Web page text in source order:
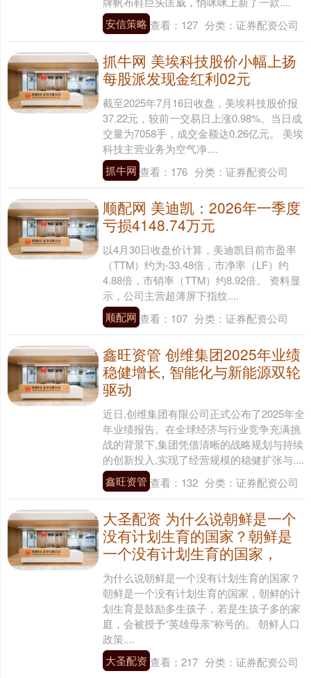
安信策略 查看： 127 分类： 证券配资公司
抓牛网 美埃科技股价小幅上扬
每股派发现金红利02元
截至2025年7月16日收盘，美埃科技股价报
37.22元，较前一交易日上涨0.98%。当日成
交量为7058手，成交金额达0.26亿元。 美埃
科技主营业务为空气净....
抓牛网 查看： 176 分类： 证券配资公司
顺配网 美迪凯：2026年一季度
亏损4148.74万元
以4月30日收盘价计算，美迪凯目前市盈率
（TTM）约为-33.48倍，市净率（LF）约
4.88倍，市销率（TTM）约8.92倍。 资料显
示，公司主营超薄屏下指纹....
顺配网 查看： 107 分类： 证券配资公司
鑫旺资管 创维集团2025年业绩
稳健增长, 智能化与新能源双轮
驱动
近日,创维集团有限公司正式公布了2025年全
年业绩报告。在全球经济与行业竞争充满挑
战的背景下,集团凭借清晰的战略规划与持续
的创新投入,实现了经营规模的稳健扩张与....
鑫旺资管 查看： 132 分类： 证券配资公司
大圣配资 为什么说朝鲜是一个
没有计划生育的国家？朝鲜是
一个没有计划生育的国家，
为什么说朝鲜是一个没有计划生育的国家？
朝鲜是一个没有计划生育的国家，朝鲜的计
划生育是鼓励多生孩子，若是生孩子多的家
庭，会被授予“英雄母亲”称号的。 朝鲜人口
政策....
大圣配资 查看： 217 分类： 证券配资公司